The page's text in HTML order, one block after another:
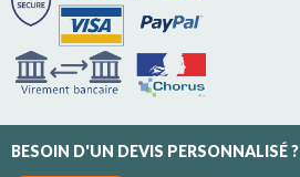
BESOIN D'UN DEVIS PERSONNALISÉ ?